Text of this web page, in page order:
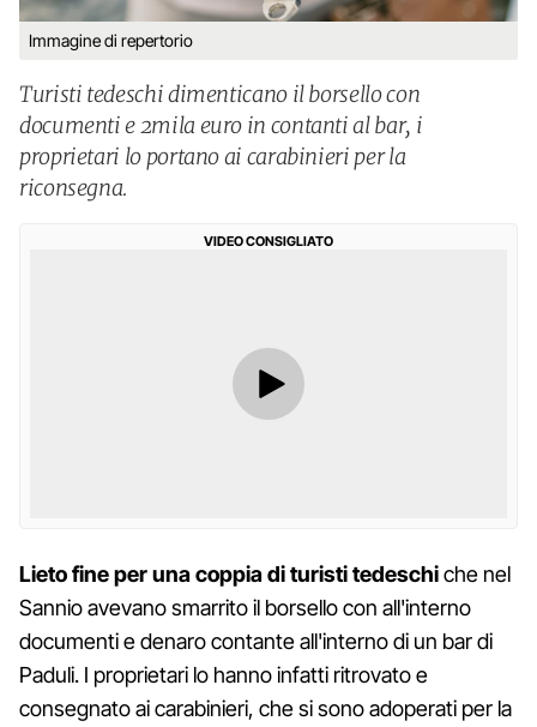
Immagine di repertorio
Turisti tedeschi dimenticano il borsello con
documenti e 2mila euro in contanti al bar, i
proprietari lo portano ai carabinieri per la
riconsegna.
VIDEO CONSIGLIATO
Lieto fine per una coppia di turisti tedeschiche nel
Sannio avevano smarrito il borsello con all'interno
documenti e denaro contante all'interno di un bar di
Paduli. I proprietari lo hanno infatti ritrovato e
consegnato ai carabinieri, che si sono adoperati per la